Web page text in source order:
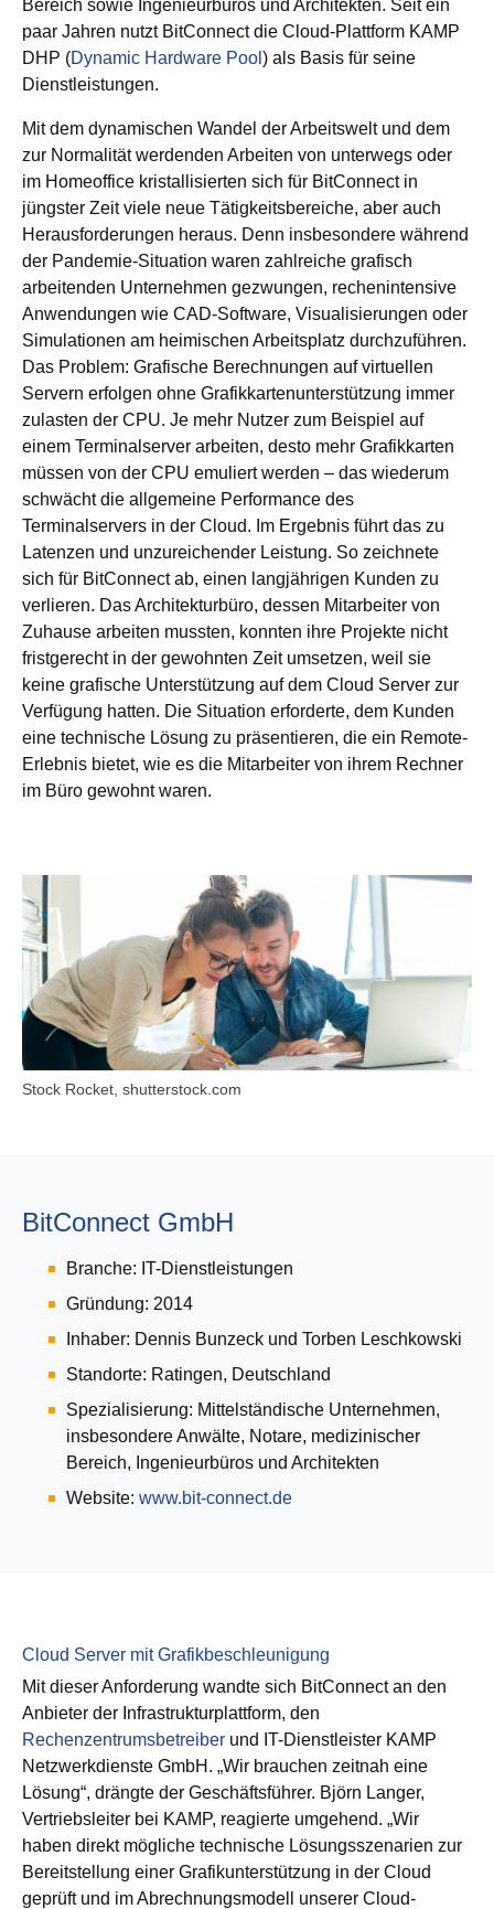
Bereich sowie Ingenieurbüros und Architekten. Seit ein
paar Jahren nutzt BitConnect die Cloud-Plattform KAMP
DHP (Dynamic Hardware Pool ) als Basis für seine
Dienstleistungen.
Mit dem dynamischen Wandel der Arbeitswelt und dem
zur Normalität werdenden Arbeiten von unterwegs oder
im Homeoffice kristallisierten sich für BitConnect in
jüngster Zeit viele neue Tätigkeitsbereiche, aber auch
Herausforderungen heraus. Denn insbesondere während
der Pandemie-Situation waren zahlreiche grafisch
arbeitenden Unternehmen gezwungen, rechenintensive
Anwendungen wie CAD-Software, Visualisierungen oder
Simulationen am heimischen Arbeitsplatz durchzuführen.
Das Problem: Grafische Berechnungen auf virtuellen
Servern erfolgen ohne Grafikkartenunterstützung immer
zulasten der CPU. Je mehr Nutzer zum Beispiel auf
einem Terminalserver arbeiten, desto mehr Grafikkarten
müssen von der CPU emuliert werden – das wiederum
schwächt die allgemeine Performance des
Terminalservers in der Cloud. Im Ergebnis führt das zu
Latenzen und unzureichender Leistung. So zeichnete
sich für BitConnect ab, einen langjährigen Kunden zu
verlieren. Das Architekturbüro, dessen Mitarbeiter von
Zuhause arbeiten mussten, konnten ihre Projekte nicht
fristgerecht in der gewohnten Zeit umsetzen, weil sie
keine grafische Unterstützung auf dem Cloud Server zur
Verfügung hatten. Die Situation erforderte, dem Kunden
eine technische Lösung zu präsentieren, die ein Remote-
Erlebnis bietet, wie es die Mitarbeiter von ihrem Rechner
im Büro gewohnt waren.
Stock Rocket, shutterstock.com
BitConnect GmbH
Branche: IT-Dienstleistungen
Gründung: 2014
Inhaber: Dennis Bunzeck und Torben Leschkowski
Standorte: Ratingen, Deutschland
Spezialisierung: Mittelständische Unternehmen,
insbesondere Anwälte, Notare, medizinischer
Bereich, Ingenieurbüros und Architekten
Website: www.bit-connect.de
Cloud Server mit Grafikbeschleunigung
Mit dieser Anforderung wandte sich BitConnect an den
Anbieter der Infrastrukturplattform, den
Rechenzentrumsbetreiber und IT-Dienstleister KAMP
Netzwerkdienste GmbH. „Wir brauchen zeitnah eine
Lösung“, drängte der Geschäftsführer. Björn Langer,
Vertriebsleiter bei KAMP, reagierte umgehend. „Wir
haben direkt mögliche technische Lösungsszenarien zur
Bereitstellung einer Grafikunterstützung in der Cloud
geprüft und im Abrechnungsmodell unserer Cloud-